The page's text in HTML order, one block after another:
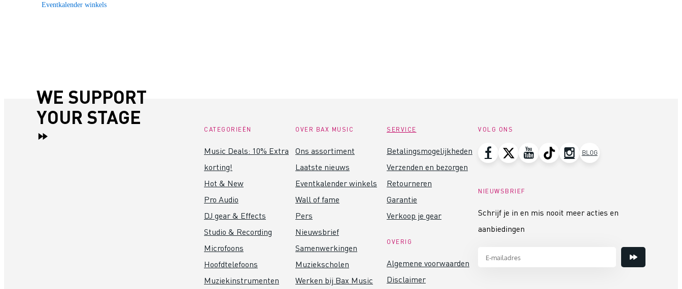
Eventkalender winkels
WE SUPPORT
YOUR STAGE
CATEGORIEËN
Music Deals: 10% Extra
korting!
Hot & New
Pro Audio
DJ gear & Effects
Studio & Recording
Microfoons
Hoofdtelefoons
Muziekinstrumenten
OVER BAX MUSIC
Ons assortiment
Laatste nieuws
Eventkalender winkels
Wall of fame
Pers
Nieuwsbrief
Samenwerkingen
Muziekscholen
Werken bij Bax Music
SERVICE
Betalingsmogelijkheden
Verzenden en bezorgen
Retourneren
Garantie
Verkoop je gear
OVERIG
Algemene voorwaarden
Disclaimer
VOLG ONS
BLOG
NIEUWSBRIEF
Schrijf je in en mis nooit meer acties en
aanbiedingen